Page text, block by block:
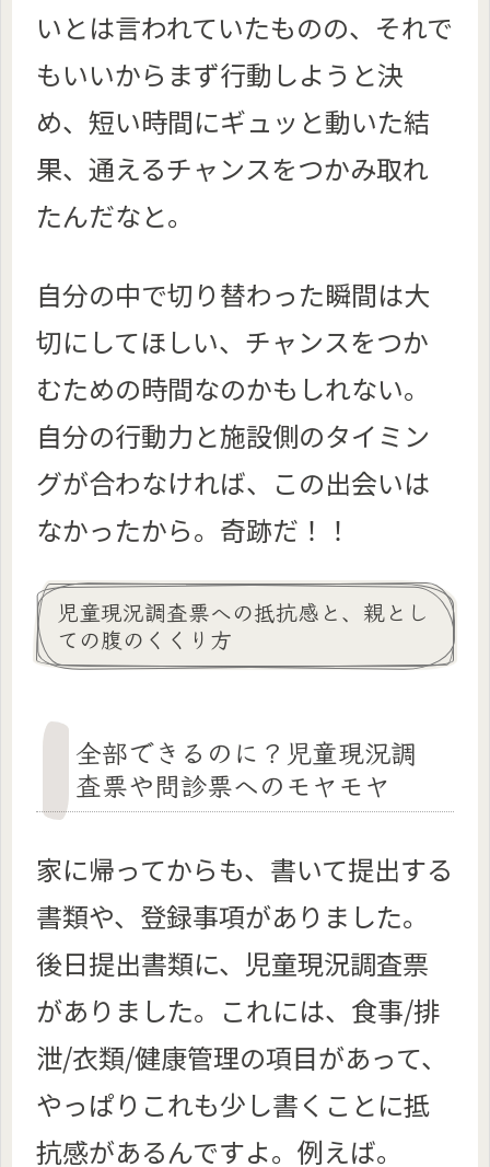
いとは言われていたものの、それで
もいいからまず行動しようと決
め、短い時間にギュッと動いた結
果、通えるチャンスをつかみ取れ
たんだなと。
自分の中で切り替わった瞬間は大
切にしてほしい、チャンスをつか
むための時間なのかもしれない。
自分の行動力と施設側のタイミン
グが合わなければ、この出会いは
なかったから。奇跡だ！！
児童現況調査票への抵抗感と、親とし
ての腹のくくり方
全部できるのに？児童現況調
査票や問診票ヘのモヤモヤ
家に帰ってからも、書いて提出する
書類や、登録事項がありました。
後日提出書類に、児童現況調査票
がありました。これには、食事/排
泄/衣類/健康管理の項目があって、
やっぱりこれも少し書くことに抵
抗感があるんですよ。例えば。